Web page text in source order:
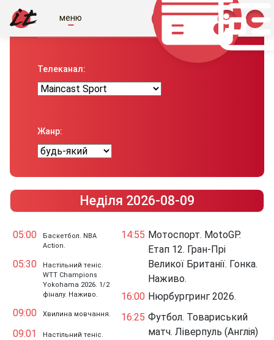
меню
Телепрограма вiд IT
Телеканал:
Жанр:
Неділя 2026-08-09
05:00
Баскетбол. NBA
Action.
05:30
Настільний теніс.
WTT Champions
Yokohama 2026. 1/2
фіналу. Наживо.
09:00 Хвилина мовчання.
09:01
Настільний теніс.
14:55 Мотоспорт. MotoGP.
Етап 12. Гран-Прі
Великої Британії. Гонка.
Наживо.
16:00 Нюрбургринг 2026.
16:25 Футбол. Товариський
матч. Ліверпуль (Англія)